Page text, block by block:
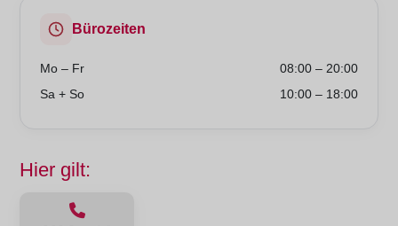
Bürozeiten
Mo – Fr
08:00 – 20:00
Sa + So
10:00 – 18:00
Hier gilt: